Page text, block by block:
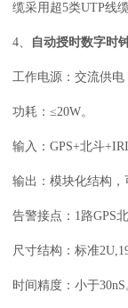
缆采用超5类UTP线
4、 自动授时数字时
工作电源：交流供电
功耗：≤20W。
输入： GPS+北斗
输出：模块化结构，
告警接点： 1路GPS
尺寸结构：标准
时间精度：小于30nS